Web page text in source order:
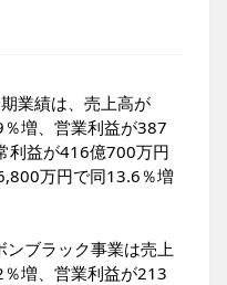
業績は、売上高が
増、営業利益が387
利益が416億700万円
万円で同13.6％増
ブラック事業は売上
増、営業利益が213